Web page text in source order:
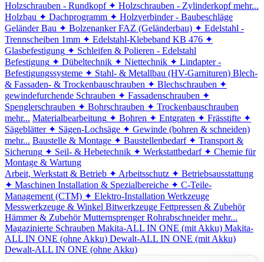
Holzschrauben - Rundkopf ✦ Holzschrauben - Zylinderkopf mehr...
Holzbau ✦ Dachprogramm ✦ Holzverbinder - Baubeschläge
Geländer Bau ✦ Bolzenanker FAZ (Geländerbau) ✦ Edelstahl -
Trennscheiben 1mm ✦ Edelstahl-Klebeband KB 476 ✦
Glasbefestigung ✦ Schleifen & Polieren - Edelstahl
Befestigung ✦ Dübeltechnik ✦ Niettechnik ✦ Lindapter -
Befestigungssysteme ✦ Stahl- & Metallbau (HV-Garnituren) Blech-
& Fassaden- & Trockenbauschrauben ✦ Blechschrauben ✦
gewindefurchende Schrauben ✦ Fassadenschrauben ✦
Spenglerschrauben ✦ Bohrschrauben ✦ Trockenbauschrauben
mehr... Materialbearbeitung ✦ Bohren ✦ Entgraten ✦ Frässtifte ✦
Sägeblätter ✦ Sägen-Lochsäge ✦ Gewinde (bohren & schneiden)
mehr... Baustelle & Montage ✦ Baustellenbedarf ✦ Transport &
Sicherung ✦ Seil- & Hebetechnik ✦ Werkstattbedarf ✦ Chemie für
Montage & Wartung
Arbeit, Werkstatt & Betrieb ✦ Arbeitsschutz ✦ Betriebsausstattung
✦ Maschinen Installation & Spezialbereiche ✦ C-Teile-
Management (CTM) ✦ Elektro-Installation Werkzeuge
Messwerkzeuge & Winkel Bitwerkzeuge Fettpressen & Zubehör
Hämmer & Zubehör Mutternsprenger Rohrabschneider mehr...
Magazinierte Schrauben Makita-ALL IN ONE (mit Akku) Makita-
ALL IN ONE (ohne Akku) Dewalt-ALL IN ONE (mit Akku)
Dewalt-ALL IN ONE (ohne Akku)